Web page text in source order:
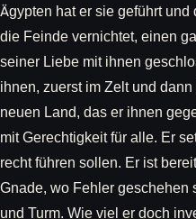
Ägypten hat er sie geführt
die Feinde vernichtet, einen
seiner Liebe mit ihnen
ihnen, zuerst im Zelt und
neuen Land, das er ihnen
mit Gerechtigkeit für alle. Er
recht führen sollen. Er ist
Gnade, wo Fehler geschehen
und Turm. Wie viel er doch